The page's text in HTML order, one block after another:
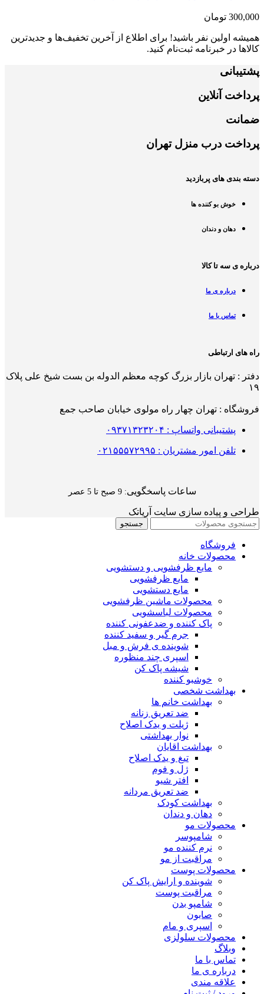
300,000 تومان
همیشه اولین نفر باشید! برای اطلاع از آخرین تخفیف‌ها و جدیدترین
کالاها در خبرنامه ثبت‌نام کنید.
پشتیبانی
پرداخت آنلاین
ضمانت
پرداخت درب منزل تهران
دسته بندی های پربازدید
خوش بو کننده ها
دهان و دندان
درباره ی سه تا کالا
درباره ی ما
تماس با ما
راه های ارتباطی
دفتر : تهران بازار بزرگ کوچه معظم الدوله بن بست شیخ علی پلاک
۱۹
فروشگاه : تهران چهار راه مولوی خیابان صاحب جمع
پشتیبانی واتساپ : ۰۹۳۷۱۳۲۳۲۰۴
تلفن امور مشتریان : ۰۲۱۵۵۵۷۲۹۹۵
ساعات پاسخگویی: 9 صبح تا 5 عصر
طراحی و پیاده سازی سایت آریاتک
جستجو
فروشگاه
محصولات خانه
مایع ظرفشویی و دستشویی
مایع ظرفشویی
مایع دستشویی
محصولات ماشین ظرفشویی
محصولات لباسشویی
پاک کننده و ضدعفونی کننده
جرم گیر و سفید کننده
شوینده ی فرش و مبل
اسپری چند منظوره
شیشه پاک کن
خوشبو کننده
بهداشت شخصی
بهداشت خانم ها
ضد تعریق زنانه
ژیلت و یدک اصلاح
نوار بهداشتی
بهداشت اقایان
تیغ و یدک اصلاح
ژل و فوم
افتر شیو
ضد تعریق مردانه
بهداشت کودک
دهان و دندان
محصولات مو
شامپوسر
نرم کننده مو
مراقبت از مو
محصولات پوست
شوینده و ارایش پاک کن
مراقبت پوست
شامپو بدن
صابون
اسپری و مام
محصولات سلولزی
وبلاگ
تماس با ما
درباره ی ما
علاقه مندی